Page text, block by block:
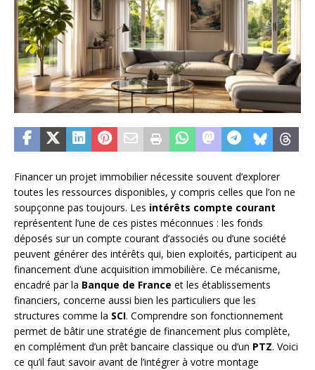
Financer un projet immobilier nécessite souvent d’explorer
toutes les ressources disponibles, y compris celles que l’on ne
soupçonne pas toujours. Les intérêts compte courant
représentent l’une de ces pistes méconnues : les fonds
déposés sur un compte courant d’associés ou d’une société
peuvent générer des intérêts qui, bien exploités, participent au
financement d’une acquisition immobilière. Ce mécanisme,
encadré par la Banque de France et les établissements
financiers, concerne aussi bien les particuliers que les
structures comme la SCI. Comprendre son fonctionnement
permet de bâtir une stratégie de financement plus complète,
en complément d’un prêt bancaire classique ou d’un PTZ. Voici
ce qu’il faut savoir avant de l’intégrer à votre montage